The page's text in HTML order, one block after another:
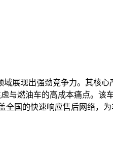
展现出强劲竞争力。其核
与燃油车的高成本痛点。该
国的快速响应售后网络，